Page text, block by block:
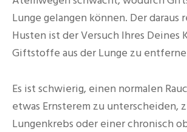
Lunge gelangen können. Der daraus
Husten ist der Versuch Ihres Deines
Giftstoffe aus der Lunge zu
Es ist schwierig, einen normalen
etwas Ernsterem zu unterscheiden,
Lungenkrebs oder einer chronisch